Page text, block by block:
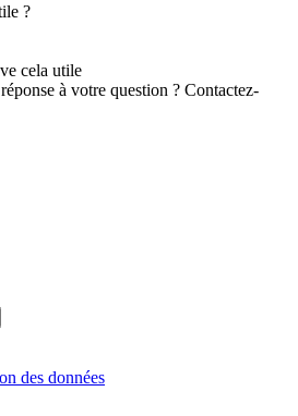
?
cela utile
à votre question ? Contactez-
des données